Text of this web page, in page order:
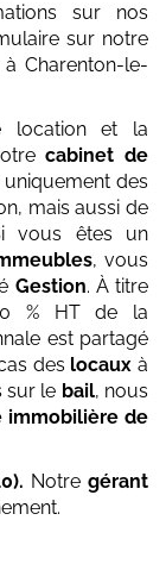
sur nos
sur notre
Charenton-le-
location et la
cabinet de
des
mais aussi de
vous êtes un
, vous
Gestion. À titre
% HT de la
est partagé
des locaux à
sur le bail, nous
immobilière de
. Notregérant